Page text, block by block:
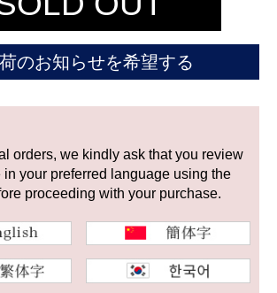
チューダー パネライ
商品の状態から探す
未使用品
アンティーク品
品 SALE
のお知らせを希望する
orders, we kindly ask that you review
your preferred language using the
proceeding with your purchase.